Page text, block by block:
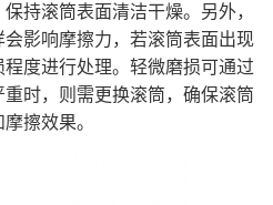
持滚筒表面清洁干燥。另外，
影响摩擦力，若滚筒表面出现
度进行处理。轻微磨损可通过
时，则需更换滚筒，确保滚筒
擦效果。